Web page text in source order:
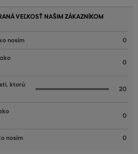
VEĽKOSŤ NAŠIM ZÁKAZNÍKOM
nosím 0
0
ktorú
20
0
nosím 0